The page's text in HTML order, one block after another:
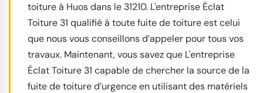
toiture à Huos dans le 31210. L'entreprise Éclat
Toiture 31 qualifié à toute fuite de toiture est celui
que nous vous conseillons d’appeler pour tous vos
travaux. Maintenant, vous savez que L'entreprise
Éclat Toiture 31 capable de chercher la source de la
fuite de toiture d’urgence en utilisant des matériels